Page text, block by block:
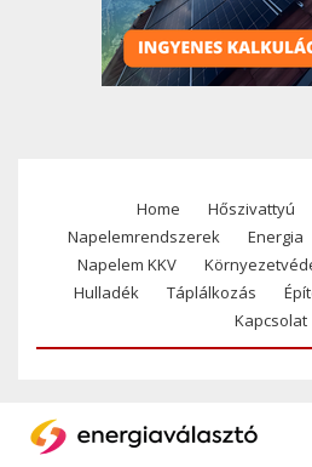
Footer
menu
Home Hőszivattyú
Napelemrendszerek
Energia
Napelem KKV
Hulladék
Táplálkozás
Kapcsolat